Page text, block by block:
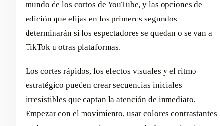
mundo de los cortos de YouTube, y las opciones de
edición que elijas en los primeros segundos
determinarán si los espectadores se quedan o se van a
TikTok u otras plataformas.
Los cortes rápidos, los efectos visuales y el ritmo
estratégico pueden crear secuencias iniciales
irresistibles que captan la atención de inmediato.
Empezar con el movimiento, usar colores contrastantes